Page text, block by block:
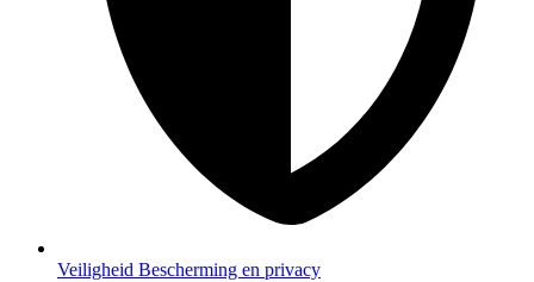
Veiligheid Bescherming en privacy